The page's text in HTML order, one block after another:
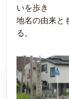
いを歩き
地名の由来と
る。